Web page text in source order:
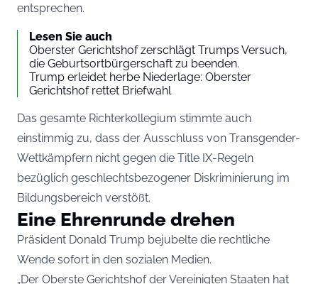
entsprechen.
Lesen Sie auch
Oberster Gerichtshof zerschlägt Trumps Versuch,
die Geburtsortbürgerschaft zu beenden.
Trump erleidet herbe Niederlage: Oberster
Gerichtshof rettet Briefwahl
Das gesamte Richterkollegium stimmte auch
einstimmig zu, dass der Ausschluss von Transgender-
Wettkämpfern nicht gegen die Title IX-Regeln
bezüglich geschlechtsbezogener Diskriminierung im
Bildungsbereich verstößt.
Eine Ehrenrunde drehen
Präsident Donald Trump bejubelte die rechtliche
Wende sofort in den sozialen Medien.
„Der Oberste Gerichtshof der Vereinigten Staaten hat